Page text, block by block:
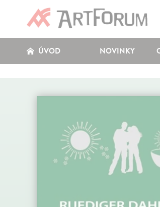
ÚVOD NOVINKY